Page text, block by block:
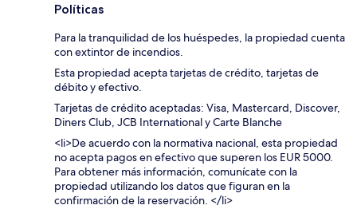
Políticas
Para la tranquilidad de los huéspedes, la propiedad cuenta
con extintor de incendios.
Esta propiedad acepta tarjetas de crédito, tarjetas de
débito y efectivo.
Tarjetas de crédito aceptadas: Visa, Mastercard, Discover,
Diners Club, JCB International y Carte Blanche
<li>De acuerdo con la normativa nacional, esta propiedad
no acepta pagos en efectivo que superen los EUR 5000.
Para obtener más información, comunícate con la
propiedad utilizando los datos que figuran en la
confirmación de la reservación. </li>